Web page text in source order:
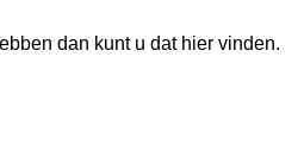
dan kunt u dat hier vinden.